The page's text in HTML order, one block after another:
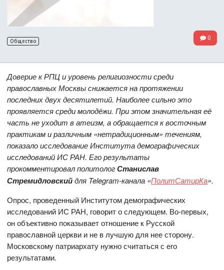
Общество 0
Доверие к РПЦ и уровень религиозности среди
православных Москвы снижается на протяжении
последних двух десятилетий. Наиболее сильно это
проявляется среди молодёжи. При этом значительная её
часть не уходит в атеизм, а обращается к восточным
практикам и различным «нетрадиционным» течениям,
показало исследование Института демографических
исследований ИС РАН. Его результаты
прокомментировал политологСтанислав
Стремидловскийдля Telegram-канала «ПолитСатирКа».
Опрос, проведенный Институтом демографических
исследований ИС РАН, говорит о следующем. Во-первых,
он объективно показывает отношение к Русской
православной церкви и не в лучшую для нее сторону.
Московскому патриархату нужно считаться с его
результатами.